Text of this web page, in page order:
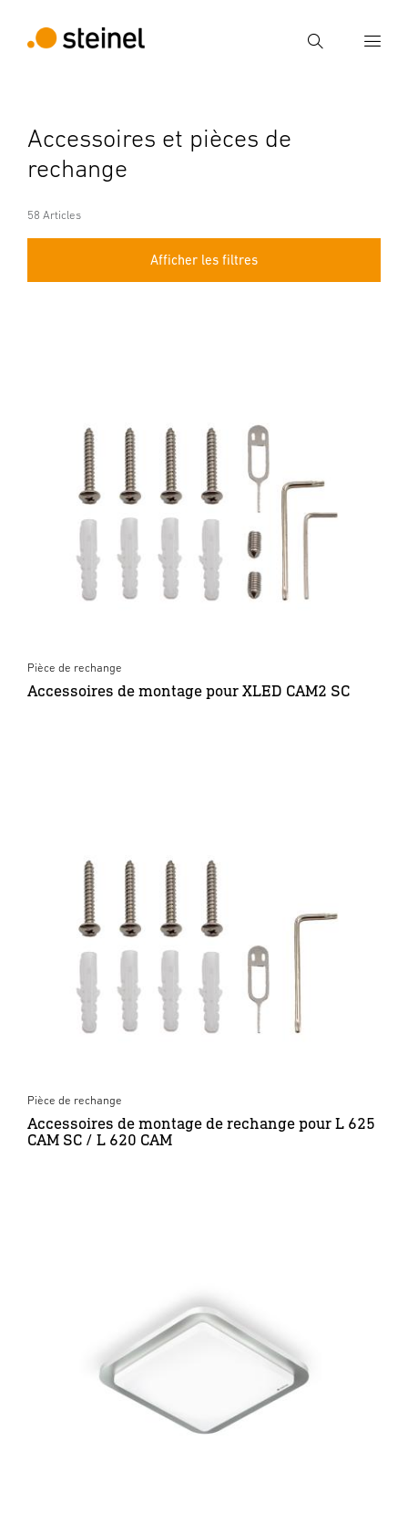
Recherche
Recherche
Accessoires et pièces de
rechange
58 Articles
Afficher les filtres
Pièce de rechange
Accessoires de montage pour XLED CAM2 SC
Pièce de rechange
Accessoires de montage de rechange pour L 625
CAM SC / L 620 CAM